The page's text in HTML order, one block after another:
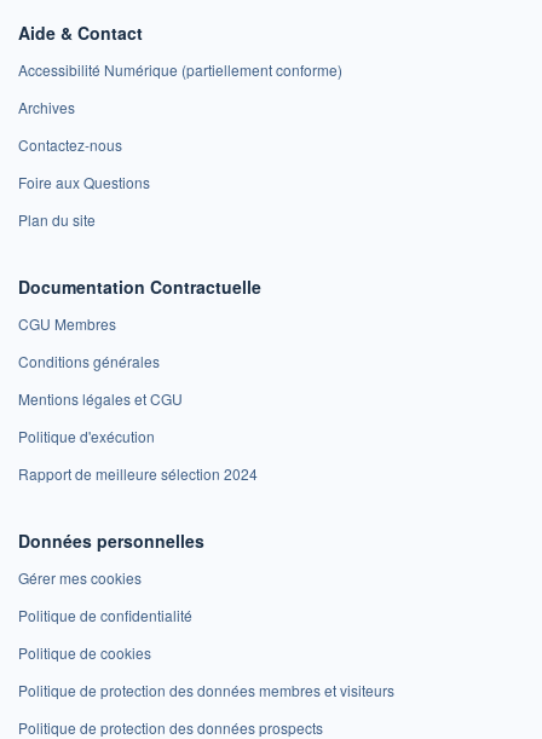
Aide & Contact
Accessibilité Numérique (partiellement conforme)
Archives
Contactez-nous
Foire aux Questions
Plan du site
Documentation Contractuelle
CGU Membres
Conditions générales
Mentions légales et CGU
Politique d'exécution
Rapport de meilleure sélection 2024
Données personnelles
Gérer mes cookies
Politique de confidentialité
Politique de cookies
Politique de protection des données membres et visiteurs
Politique de protection des données prospects